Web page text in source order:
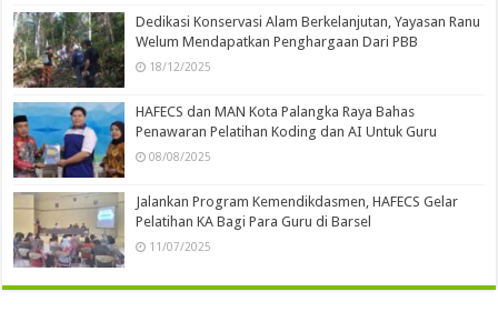
Dedikasi Konservasi Alam Berkelanjutan, Yayasan Ranu
Welum Mendapatkan Penghargaan Dari PBB
18/12/2025
HAFECS dan MAN Kota Palangka Raya Bahas
Penawaran Pelatihan Koding dan AI Untuk Guru
08/08/2025
Jalankan Program Kemendikdasmen, HAFECS Gelar
Pelatihan KA Bagi Para Guru di Barsel
11/07/2025